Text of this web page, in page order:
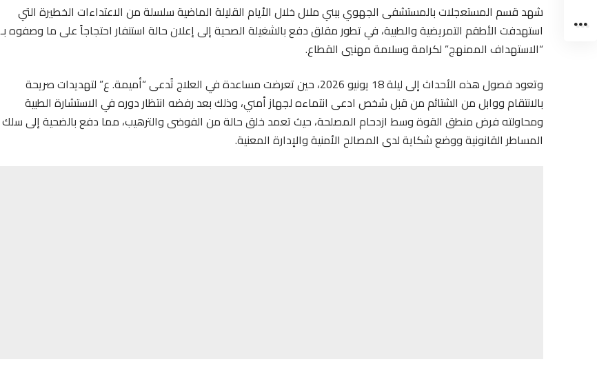
شهد قسم المستعجلات بالمستشفى الجهوي ببني ملال خلال الأيام القليلة الماضية سلسلة من الاعتداءات الخطيرة التي
استهدفت الأطقم التمريضية والطبية، في تطور مقلق دفع بالشغيلة الصحية إلى إعلان حالة استنفار احتجاجاً على ما وصفوه بـ
“الاستهداف الممنهج” لكرامة وسلامة مهنيي القطاع.
وتعود فصول هذه الأحداث إلى ليلة 18 يونيو 2026، حين تعرضت مساعدة في العلاج تُدعى “أميمة. ع” لتهديدات صريحة
بالانتقام ووابل من الشتائم من قبل شخص ادعى انتماءه لجهاز أمني، وذلك بعد رفضه انتظار دوره في الاستشارة الطبية
ومحاولته فرض منطق القوة وسط ازدحام المصلحة، حيث تعمد خلق حالة من الفوضى والترهيب، مما دفع بالضحية إلى سلك
المساطر القانونية ووضع شكاية لدى المصالح الأمنية والإدارة المعنية.